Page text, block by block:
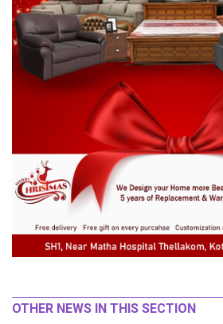
OTHER NEWS IN THIS SECTION